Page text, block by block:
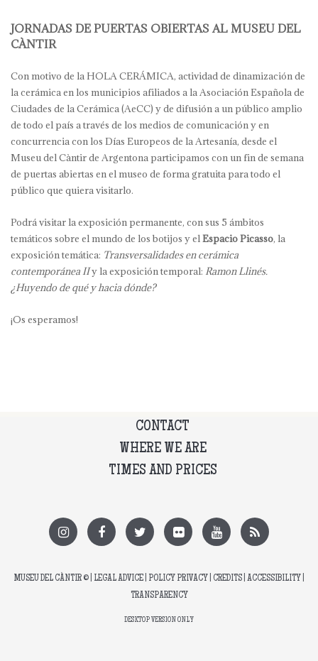
JORNADAS DE PUERTAS OBIERTAS AL MUSEU DEL
CÀNTIR
Con motivo de la HOLA CERÁMICA, actividad de dinamización de
la cerámica en los municipios afiliados a la Asociación Española de
Ciudades de la Cerámica (AeCC) y de difusión a un público amplio
de todo el país a través de los medios de comunicación y en
concurrencia con los Días Europeos de la Artesanía, desde el
Museu del Càntir de Argentona participamos con un fin de semana
de puertas abiertas en el museo de forma gratuita para todo el
público que quiera visitarlo.
Podrá visitar la exposición permanente, con sus 5 ámbitos
temáticos sobre el mundo de los botijos y elEspacio Picasso, la
exposición temática: Transversalidades en cerámica
contemporánea IIy la exposición temporal: Ramon Llinés.
¿Huyendo de qué y hacia dónde?
¡Os esperamos!
CONTACT
WHERE WE ARE
TIMES AND PRICES
MUSEU DEL CÀNTIR © | LEGAL ADVICE POLICY PRIVACY CREDITS ACCESSIBILITY
TRANSPARENCY
DESKTOP VERSION ONLY